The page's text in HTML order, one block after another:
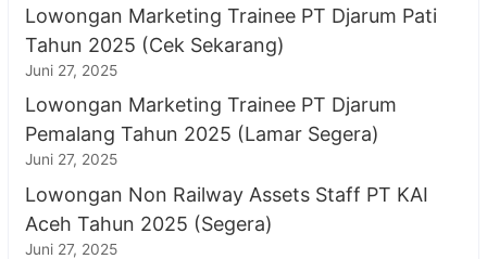
Lowongan Marketing Trainee PT Djarum Pati
Tahun 2025 (Cek Sekarang)
Juni 27, 2025
Lowongan Marketing Trainee PT Djarum
Pemalang Tahun 2025 (Lamar Segera)
Juni 27, 2025
Lowongan Non Railway Assets Staff PT KAI
Aceh Tahun 2025 (Segera)
Juni 27, 2025